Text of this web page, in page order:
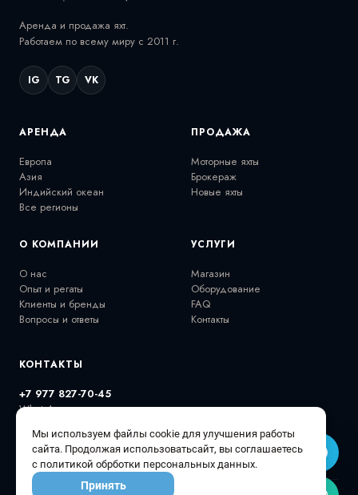
Аренда и продажа яхт.
Работаем по всему миру с 2011 г.
IG TG VK
АРЕНДА
Европа
Азия
Индийский океан
Все регионы
ПРОДАЖА
Моторные яхты
Брокераж
Новые яхты
О КОМПАНИИ
О нас
Опыт и регаты
Клиенты и бренды
Вопросы и ответы
УСЛУГИ
Магазин
Оборудование
FAQ
Контакты
КОНТАКТЫ
+7 977 827-70-45
WhatsApp
@extremalovyachts
Мы используем файлы cookie для улучшения работы
сайта. Продолжая использоватьсайт, вы соглашаетесь
с политикой обрботки персональных данных.
Принять